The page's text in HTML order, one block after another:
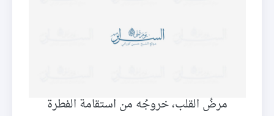
مرضُ القلب، خروجُه من استقامة الفطرة